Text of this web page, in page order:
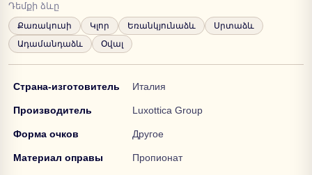
Դեմքի ձևը
Քառակուսի Կլոր Եռանկյունաձև
Սրտաձև
Ադամանդաձև
Օվալ
Страна-изготовитель Италия
Производитель Luxottica Group
Форма очков Другое
Материал оправы Пропионат